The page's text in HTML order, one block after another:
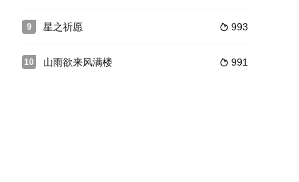
机，田烟终于获得了逄径
并肩修复破军、抗击北狄，同时在烽火中寻找母亲下落，解开自
代刑警双人双时空联手破获了一起尘封三十年的连环杀人悬案。本剧以
9  993
星之祈愿
10  991
山雨欲来风满楼